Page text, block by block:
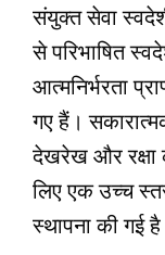
संयुक्त सेवा
से परिभाषित
आत्मनिर्भरता
गए हैं।
देखरेख और रक्षा
लिए एक उच्च
स्थापना की गई